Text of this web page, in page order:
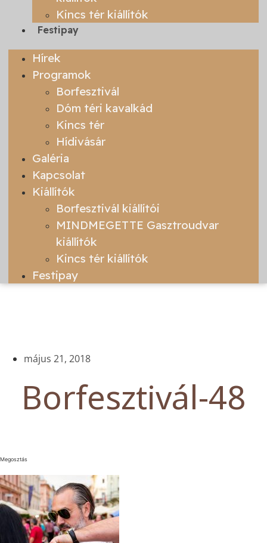
Kincs tér kiállítók
Festipay
Hírek
Programok
Borfesztivál
Dóm téri kavalkád
Kincs tér
Hídivásár
Galéria
Kapcsolat
Kiállítók
Borfesztivál kiállítói
MINDMEGETTE Gasztroudvar
kiállítók
Kincs tér kiállítók
Festipay
május 21, 2018
Borfesztivál-48
Megosztás